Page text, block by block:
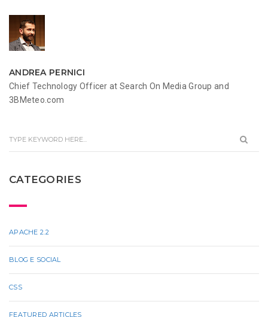
ANDREA PERNICI
Chief Technology Officer at Search On Media Group and
3BMeteo.com
CATEGORIES
APACHE 2.2
BLOG E SOCIAL
CSS
FEATURED ARTICLES